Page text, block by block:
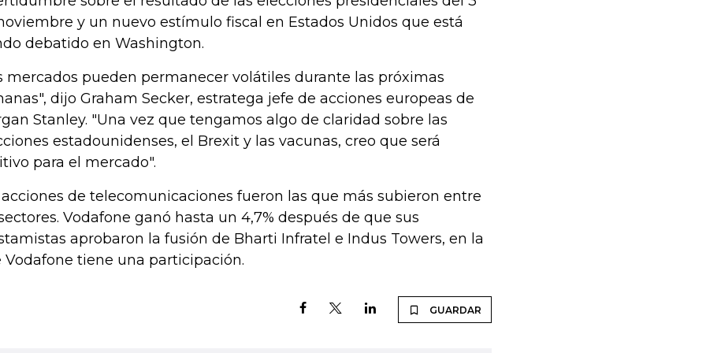
y un nuevo estímulo fiscal en Estados Unidos que está
debatido en Washington.
mercados pueden permanecer volátiles durante las próximas
dijo Graham Secker, estratega jefe de acciones europeas de
Stanley. "Una vez que tengamos algo de claridad sobre las
estadounidenses, el Brexit y las vacunas, creo que será
para el mercado".
acciones de telecomunicaciones fueron las que más subieron entre
Vodafone ganó hasta un 4,7% después de que sus
aprobaron la fusión de Bharti Infratel e Indus Towers, en la
Vodafone tiene una participación.
GUARDAR